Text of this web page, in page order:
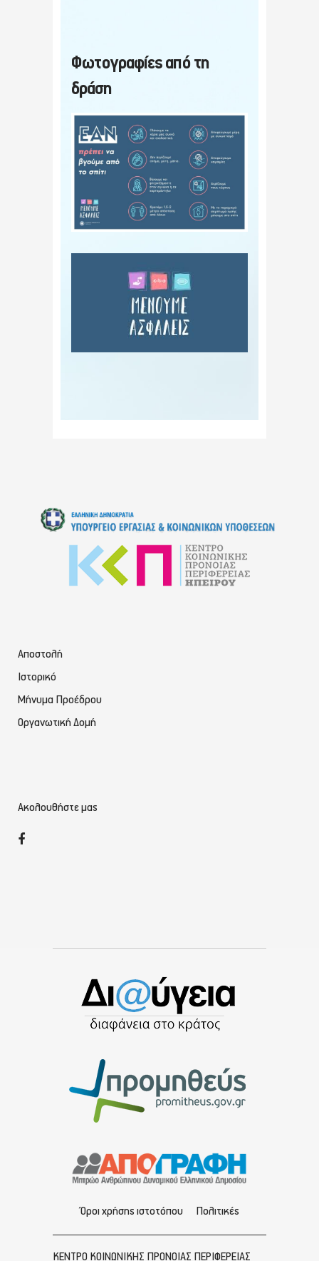
Φωτογραφίες από τη
δράση
Αποστολή
Ιστορικό
Μήνυμα Προέδρου
Οργανωτική Δομή
Ακολουθήστε μας
Όροι χρήσης ιστοτόπου Πολιτικές
ΚΕΝΤΡΟ ΚΟΙΝΩΝΙΚΗΣ ΠΡΟΝΟΙΑΣ ΠΕΡΙΦΕΡΕΙΑΣ